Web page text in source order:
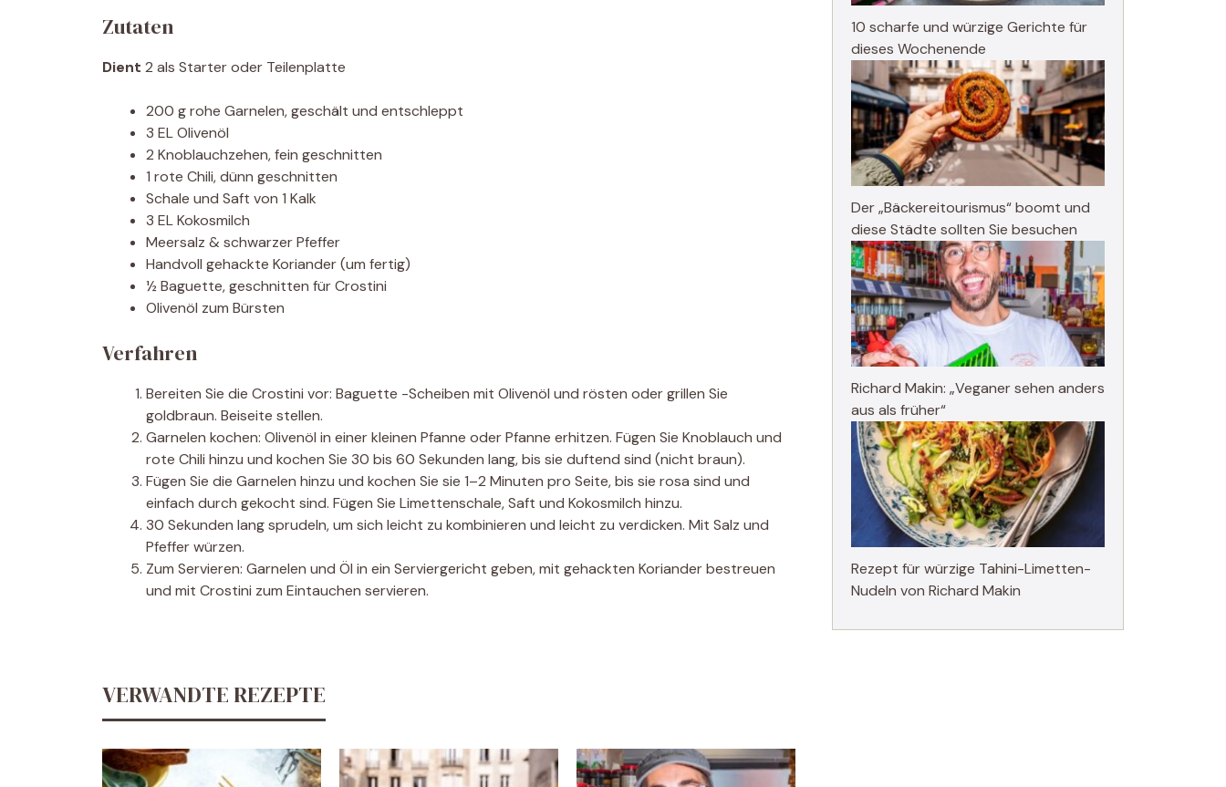
Zutaten
Dient 2 als Starter oder Teilenplatte
200 g rohe Garnelen, geschält und entschleppt
3 EL Olivenöl
2 Knoblauchzehen, fein geschnitten
1 rote Chili, dünn geschnitten
Schale und Saft von 1 Kalk
3 EL Kokosmilch
Meersalz & schwarzer Pfeffer
Handvoll gehackte Koriander (um fertig)
½ Baguette, geschnitten für Crostini
Olivenöl zum Bürsten
Verfahren
Bereiten Sie die Crostini vor: Baguette -Scheiben mit Olivenöl und rösten oder grillen Sie
goldbraun. Beiseite stellen.
Garnelen kochen: Olivenöl in einer kleinen Pfanne oder Pfanne erhitzen. Fügen Sie Knoblauch und
rote Chili hinzu und kochen Sie 30 bis 60 Sekunden lang, bis sie duftend sind (nicht braun).
Fügen Sie die Garnelen hinzu und kochen Sie sie 1–2 Minuten pro Seite, bis sie rosa sind und
einfach durch gekocht sind. Fügen Sie Limettenschale, Saft und Kokosmilch hinzu.
30 Sekunden lang sprudeln, um sich leicht zu kombinieren und leicht zu verdicken. Mit Salz und
Pfeffer würzen.
Zum Servieren: Garnelen und Öl in ein Serviergericht geben, mit gehackten Koriander bestreuen
und mit Crostini zum Eintauchen servieren.
VERWANDTE REZEPTE
10 scharfe und würzige Gerichte für
dieses Wochenende
Der „Bäckereitourismus“ boomt und
diese Städte sollten Sie besuchen
Richard Makin: „Veganer sehen anders
aus als früher“
Rezept für würzige Tahini-Limetten-
Nudeln von Richard Makin